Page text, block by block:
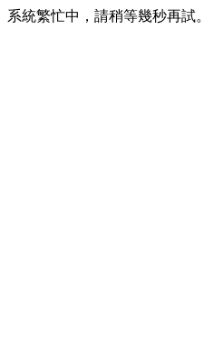
系統繁忙中，請稍等幾秒再試。